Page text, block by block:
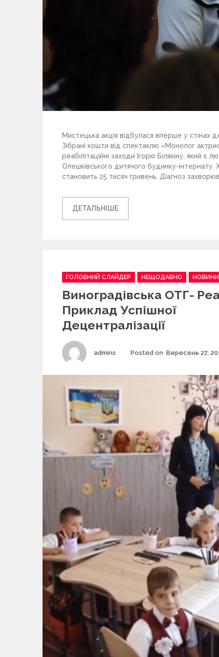
Мистецька акція відбулася вперше у стінах
Зібрані кошти від спектаклю «Монолог
реабілітаційні заходи Ігорю Білякіну, який
Олешківського дитячого будинку-інтернату.
становить 25 тисяч гривень. Діагноз
ДЕТАЛЬНІШЕ
C
a
e
g
o
i
e
ГОЛОВНИЙ СЛАЙДЕР НЕЩОДАВНО НОВИНИ
Виноградівська ОТГ-
Приклад Успішної
Децентралізації
Author
admins Posted on Вересень 27,